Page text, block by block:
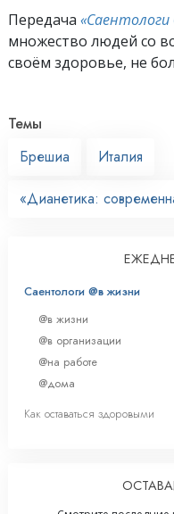
Передача «Саентологи
множество людей со
своём здоровье, не
Темы
Брешиа
Италия
«Дианетика:
Саентологи @в жизни
@в жизни
@в организации
@на работе
@дома
Как оставаться здоровыми